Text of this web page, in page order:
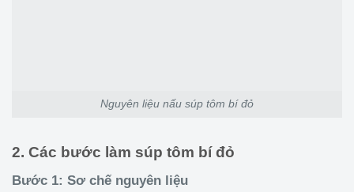
Nguyên liệu nấu súp tôm bí đỏ
2. Các bước làm súp tôm bí đỏ
Bước 1: Sơ chế nguyên liệu